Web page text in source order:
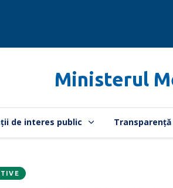
Ministerul
de interes public Transparență